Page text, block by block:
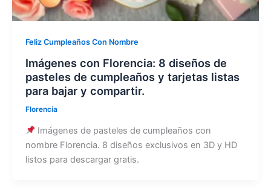
Feliz Cumpleaños Con Nombre
Imágenes con Florencia: 8 diseños de
pasteles de cumpleaños y tarjetas listas
para bajar y compartir.
Florencia
Imágenes de pasteles de cumpleaños con
nombre Florencia. 8 diseños exclusivos en 3D y HD
listos para descargar gratis.